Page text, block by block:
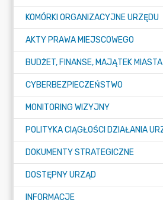
KOMÓRKI ORGANIZACYJNE URZĘDU
AKTY PRAWA MIEJSCOWEGO
BUDŻET, FINANSE, MAJĄTEK MIASTA
CYBERBEZPIECZEŃSTWO
MONITORING WIZYJNY
DOKUMENTY STRATEGICZNE
DOSTĘPNY URZĄD
INFORMACJE